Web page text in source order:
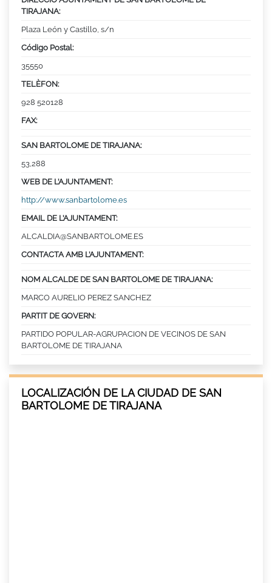
TIRAJANA:
Plaza León y Castillo, s/n
Código Postal:
35550
TELÈFON:
928 520128
FAX:
SAN BARTOLOME DE TIRAJANA:
53,288
WEB DE L’AJUNTAMENT:
http://www.sanbartolome.es
EMAIL DE L’AJUNTAMENT:
ALCALDIA@SANBARTOLOME.ES
CONTACTA AMB L’AJUNTAMENT:
NOM ALCALDE DE SAN BARTOLOME DE TIRAJANA:
MARCO AURELIO PEREZ SANCHEZ
PARTIT DE GOVERN:
PARTIDO POPULAR-AGRUPACION DE VECINOS DE SAN
BARTOLOME DE TIRAJANA
LOCALIZACIÓN DE LA CIUDAD DE SAN
BARTOLOME DE TIRAJANA